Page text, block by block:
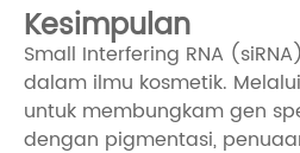
Kesimpulan
Small Interfering RNA
dalam ilmu kosmetik.
untuk membungkam gen
dengan pigmentasi,